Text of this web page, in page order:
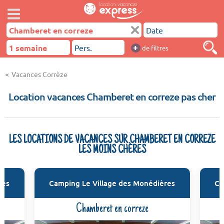
+ de filtres
Vacances Corrèze
Location vacances Chamberet en correze pas cher
LES LOCATIONS DE VACANCES SUR CHAMBERET EN CORREZE
LES MOINS CHÈRES
Camping Le Village des Monédières
Chamberet en correze